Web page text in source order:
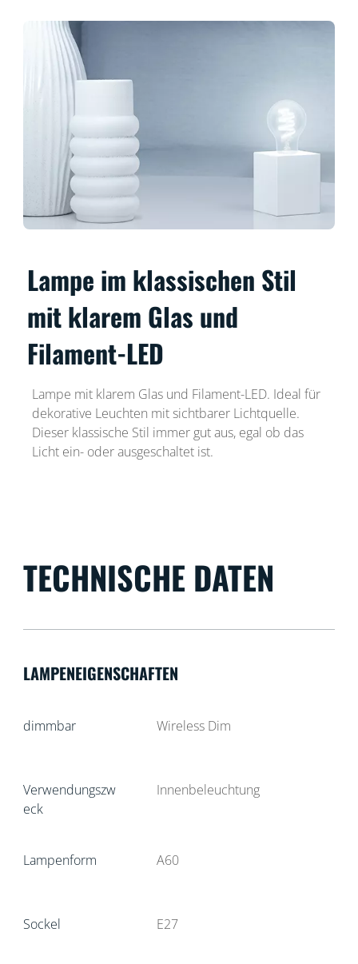
Lampe im klassischen Stil
mit klarem Glas und
Filament-LED
Lampe mit klarem Glas und Filament-LED. Ideal für
dekorative Leuchten mit sichtbarer Lichtquelle.
Dieser klassische Stil immer gut aus, egal ob das
Licht ein- oder ausgeschaltet ist.
TECHNISCHE DATEN
LAMPENEIGENSCHAFTEN
dimmbar Wireless Dim
Verwendungszw
eck
Innenbeleuchtung
Lampenform A60
Sockel E27